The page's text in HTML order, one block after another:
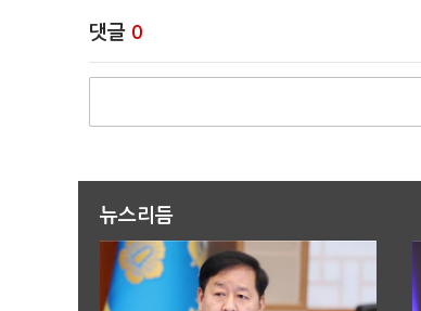
댓글 0
뉴스리듬